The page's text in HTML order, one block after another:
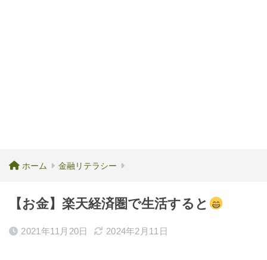
ホーム 金融リテラシー
【お金】楽天経済圏で生活すると
2021年11月20日 2024年2月11日